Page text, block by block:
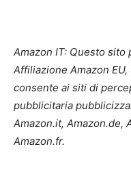
Amazon IT: Questo sito
Affiliazione Amazon
consente ai siti di
pubblicitaria
Amazon.it, Amazon.de,
Amazon.fr.